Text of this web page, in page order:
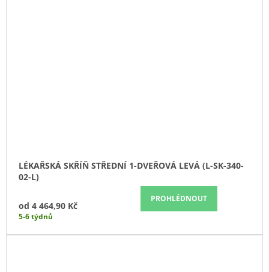
LÉKAŘSKÁ SKŘÍŇ STŘEDNÍ 1-DVEŘOVÁ LEVÁ (L-SK-340-
02-L)
od 4 464,90 Kč
PROHLÉDNOUT
5-6 týdnů